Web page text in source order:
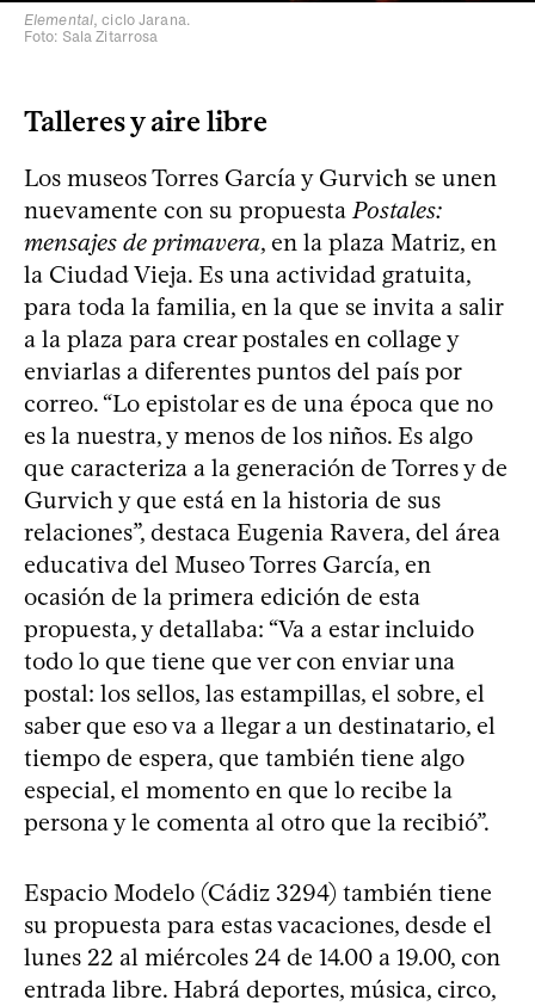
Elemental, ciclo Jarana.
Foto: Sala Zitarrosa
Talleres y aire libre
Los museos Torres García y Gurvich se unen
nuevamente con su propuestaPostales:
mensajes de primavera, en la plaza Matriz, en
la Ciudad Vieja. Es una actividad gratuita,
para toda la familia, en la que se invita a salir
a la plaza para crear postales en collage y
enviarlas a diferentes puntos del país por
correo. “Lo epistolar es de una época que no
es la nuestra, y menos de los niños. Es algo
que caracteriza a la generación de Torres y de
Gurvich y que está en la historia de sus
relaciones”, destaca Eugenia Ravera, del área
educativa del Museo Torres García, en
ocasión de la primera edición de esta
propuesta, y detallaba: “Va a estar incluido
todo lo que tiene que ver con enviar una
postal: los sellos, las estampillas, el sobre, el
saber que eso va a llegar a un destinatario, el
tiempo de espera, que también tiene algo
especial, el momento en que lo recibe la
persona y le comenta al otro que la recibió”.
Espacio Modelo (Cádiz 3294) también tiene
su propuesta para estas vacaciones, desde el
lunes 22 al miércoles 24 de 14.00 a 19.00, con
entrada libre. Habrá deportes, música, circo,